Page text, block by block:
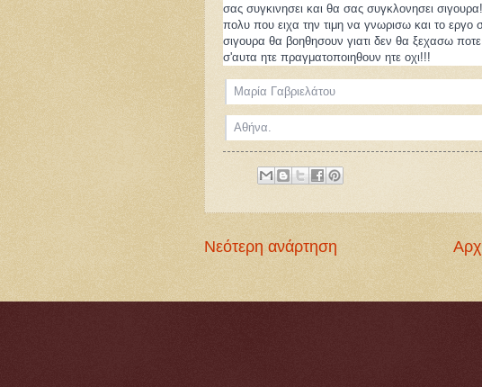
σας συγκινησει και θα σας συγκλονησει
πολυ που ειχα την τιμη να γνωρισω και το
σιγουρα θα βοηθησουν γιατι δεν θα ξεχασω ποτε
σ'αυτα ητε πραγματοποιηθουν ητε οχι!!!
Mαρία Γαβριελάτου
Αθήνα.
Νεότερη ανάρτηση